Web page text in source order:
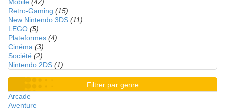
Mobile (42)
Retro-Gaming (15)
New Nintendo 3DS (11)
LEGO (5)
Plateformes (4)
Cinéma (3)
Société (2)
Nintendo 2DS (1)
Filtrer par genre
Arcade
Aventure